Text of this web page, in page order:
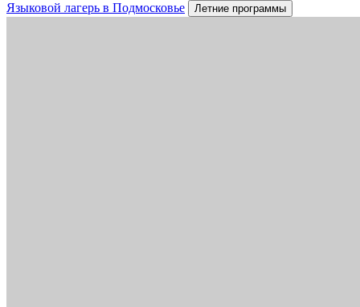
Языковой лагерь в Подмосковье
Летние программы